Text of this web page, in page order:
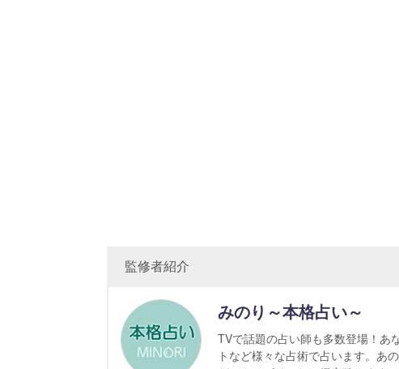
監修者紹介
みのり～本格占い～
TVで話題の占い師も多数登場！あ
トなど様々な占術で占います。あ